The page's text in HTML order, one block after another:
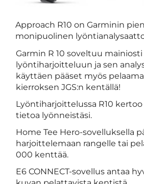
Approach R10 on Garminin
monipuolinen
Garmin R 10 soveltuu mainiosti
lyöntiharjoitteluun ja sen
käyttäen pääset myös
kierroksen JGS:n kentällä!
Lyöntiharjoittelussa R10
tietoa lyönneistäsi.
Home Tee Hero-sovelluksella
harjoittelemaan rangelle tai
000 kenttää.
E6 CONNECT-sovellus antaa